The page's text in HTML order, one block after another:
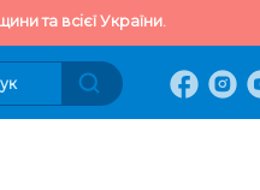
та всієї України.